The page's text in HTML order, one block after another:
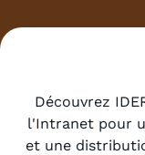
Découvrez
l'Intranet pour
et une